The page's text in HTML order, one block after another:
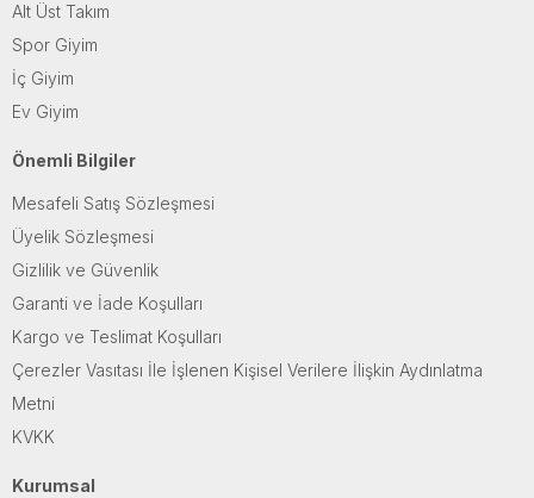
Alt Üst Takım
Spor Giyim
İç Giyim
Ev Giyim
Önemli Bilgiler
Mesafeli Satış Sözleşmesi
Üyelik Sözleşmesi
Gizlilik ve Güvenlik
Garanti ve İade Koşulları
Kargo ve Teslimat Koşulları
Çerezler Vasıtası İle İşlenen Kişisel Verilere İlişkin Aydınlatma
Metni
KVKK
Kurumsal